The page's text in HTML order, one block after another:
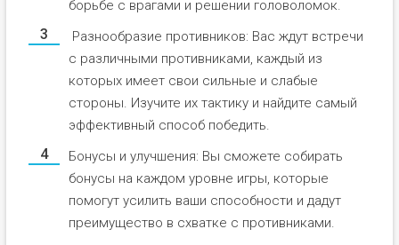
борьбе с врагами и решении головоломок.
Разнообразие противников: Вас ждут встречи
с различными противниками, каждый из
которых имеет свои сильные и слабые
стороны. Изучите их тактику и найдите самый
эффективный способ победить.
Бонусы и улучшения: Вы сможете собирать
бонусы на каждом уровне игры, которые
помогут усилить ваши способности и дадут
преимущество в схватке с противниками.